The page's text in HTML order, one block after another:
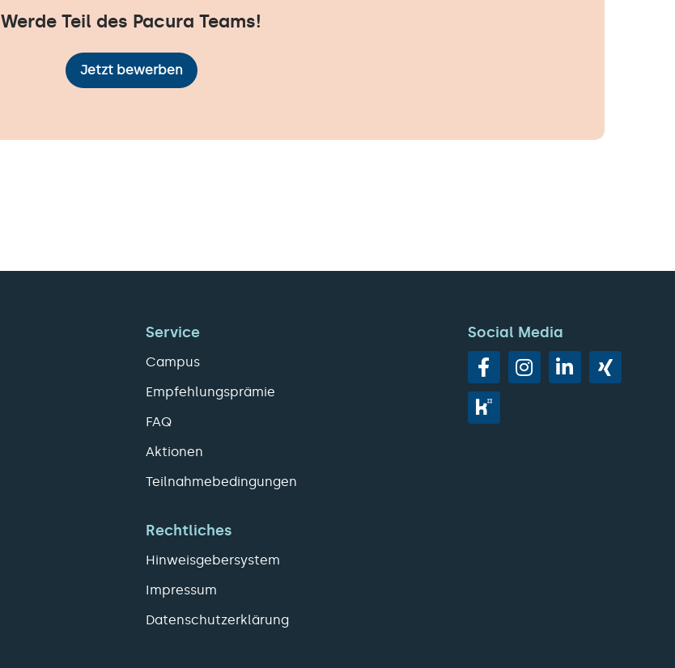
Werde Teil des Pacura Teams!
Jetzt bewerben
Service
Campus
Empfehlungsprämie
FAQ
Aktionen
Teilnahmebedingungen
Rechtliches
Hinweisgebersystem
Impressum
Datenschutzerklärung
Social Media